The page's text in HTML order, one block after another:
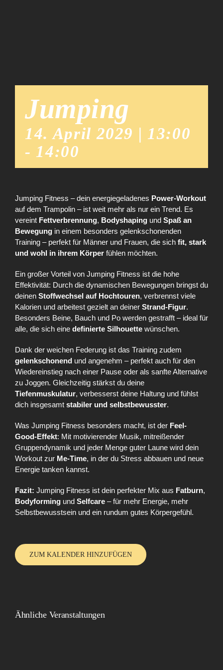
Jumping
14. April 2029 | 13:00
- 14:00
Jumping Fitness – dein energiegeladenes Power-Workout
auf dem Trampolin – ist weit mehr als nur ein Trend. Es
vereint Fettverbrennung, Bodyshaping und Spaß an
Bewegung in einem besonders gelenkschonenden
Training – perfekt für Männer und Frauen, die sich fit, stark
und wohl in ihrem Körper fühlen möchten.
Ein großer Vorteil von Jumping Fitness ist die hohe
Effektivität: Durch die dynamischen Bewegungen bringst du
deinen Stoffwechsel auf Hochtouren, verbrennst viele
Kalorien und arbeitest gezielt an deiner Strand-Figur.
Besonders Beine, Bauch und Po werden gestrafft – ideal für
alle, die sich eine definierte Silhouette wünschen.
Dank der weichen Federung ist das Training zudem
gelenkschonend und angenehm – perfekt auch für den
Wiedereinstieg nach einer Pause oder als sanfte Alternative
zu Joggen. Gleichzeitig stärkst du deine
Tiefenmuskulatur, verbesserst deine Haltung und fühlst
dich insgesamt stabiler und selbstbewusster.
Was Jumping Fitness besonders macht, ist der Feel-
Good-Effekt: Mit motivierender Musik, mitreißender
Gruppendynamik und jeder Menge guter Laune wird dein
Workout zur Me-Time, in der du Stress abbauen und neue
Energie tanken kannst.
Fazit: Jumping Fitness ist dein perfekter Mix aus Fatburn,
Bodyforming und Selfcare – für mehr Energie, mehr
Selbstbewusstsein und ein rundum gutes Körpergefühl.
ZUM KALENDER HINZUFÜGEN
Ähnliche Veranstaltungen